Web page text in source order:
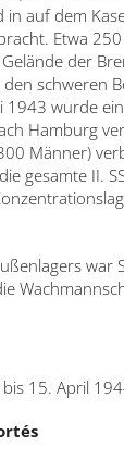
in auf dem
Etwa
der
schweren
1943 wurde
Hamburg
Männer)
gesamte II.
war
15. April